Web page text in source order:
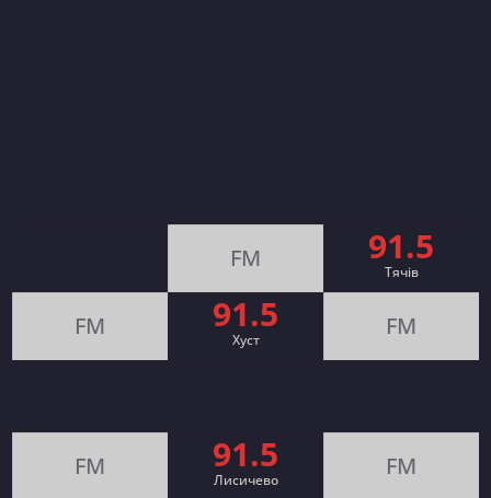
FM 91.5
Тячів
FM 91.5
Хуст FM
FM 91.5
Лисичево FM